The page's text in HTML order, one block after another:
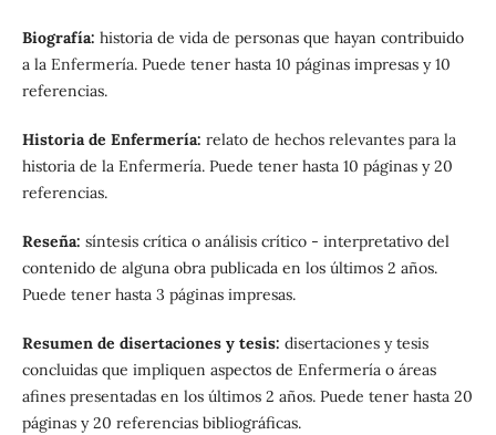
Biografía: historia de vida de personas que hayan contribuido
a la Enfermería. Puede tener hasta 10 páginas impresas y 10
referencias.
Historia de Enfermería: relato de hechos relevantes para la
historia de la Enfermería. Puede tener hasta 10 páginas y 20
referencias.
Reseña: síntesis crítica o análisis crítico - interpretativo del
contenido de alguna obra publicada en los últimos 2 años.
Puede tener hasta 3 páginas impresas.
Resumen de disertaciones y tesis: disertaciones y tesis
concluidas que impliquen aspectos de Enfermería o áreas
afines presentadas en los últimos 2 años. Puede tener hasta 20
páginas y 20 referencias bibliográficas.